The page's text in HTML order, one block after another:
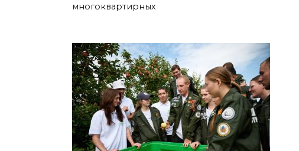
многоквартирных